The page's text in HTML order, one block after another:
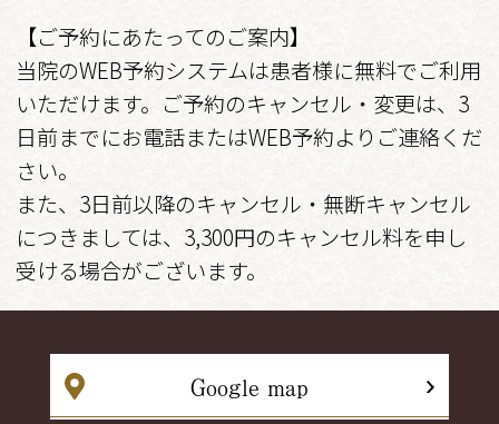
【ご予約にあたってのご案内】
当院のWEB予約システムは患者様に無料でご利用
いただけます。ご予約のキャンセル・変更は、3
日前までにお電話またはWEB予約よりご連絡くだ
さい。
また、3日前以降のキャンセル・無断キャンセル
につきましては、3,300円のキャンセル料を申し
受ける場合がございます。
Google map